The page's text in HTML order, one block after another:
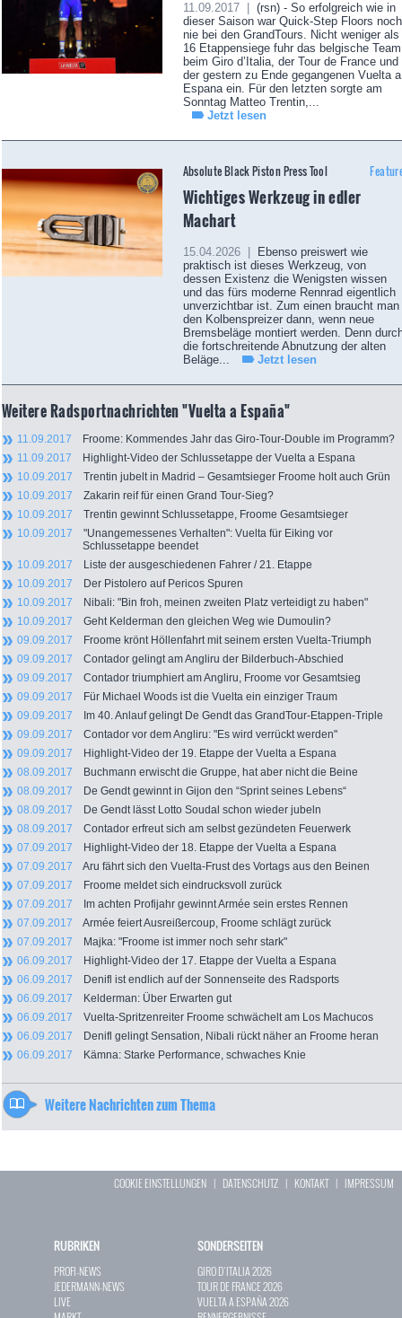
11.09.2017 |
(rsn) - So erfolgreich wie in
dieser Saison war Quick-Step Floors noch
nie bei den GrandTours. Nicht weniger als
16 Etappensiege fuhr das belgische Team
beim Giro d’Italia, der Tour de France und
der gestern zu Ende gegangenen Vuelta a
Espana ein. Für den letzten sorgte am
Sonntag Matteo Trentin,...
Jetzt lesen
Absolute Black Piston Press Tool
Wichtiges Werkzeug in edler
Machart
15.04.2026 |
Ebenso preiswert wie
praktisch ist dieses Werkzeug, von
dessen Existenz die Wenigsten wissen
und das fürs moderne Rennrad eigentlich
unverzichtbar ist. Zum einen braucht man
den Kolbenspreizer dann, wenn neue
Bremsbeläge montiert werden. Denn
die fortschreitende Abnutzung der alten
Beläge...
Jetzt lesen
Weitere Radsportnachrichten "Vuelta a España"
11.09.2017 Froome: Kommendes Jahr das Giro-Tour-Double im Programm?
11.09.2017 Highlight-Video der Schlussetappe der Vuelta a Espana
10.09.2017 Trentin jubelt in Madrid – Gesamtsieger Froome holt auch Grün
10.09.2017 Zakarin reif für einen Grand Tour-Sieg?
10.09.2017 Trentin gewinnt Schlussetappe, Froome Gesamtsieger
10.09.2017 "Unangemessenes Verhalten": Vuelta für Eiking vor
Schlussetappe beendet
10.09.2017 Liste der ausgeschiedenen Fahrer / 21. Etappe
10.09.2017 Der Pistolero auf Pericos Spuren
10.09.2017 Nibali: "Bin froh, meinen zweiten Platz verteidigt zu haben"
10.09.2017 Geht Kelderman den gleichen Weg wie Dumoulin?
09.09.2017 Froome krönt Höllenfahrt mit seinem ersten Vuelta-Triumph
09.09.2017 Contador gelingt am Angliru der Bilderbuch-Abschied
09.09.2017 Contador triumphiert am Angliru, Froome vor Gesamtsieg
09.09.2017 Für Michael Woods ist die Vuelta ein einziger Traum
09.09.2017 Im 40. Anlauf gelingt De Gendt das GrandTour-Etappen-Triple
09.09.2017 Contador vor dem Angliru: "Es wird verrückt werden"
09.09.2017 Highlight-Video der 19. Etappe der Vuelta a Espana
08.09.2017 Buchmann erwischt die Gruppe, hat aber nicht die Beine
08.09.2017 De Gendt gewinnt in Gijon den “Sprint seines Lebens“
08.09.2017 De Gendt lässt Lotto Soudal schon wieder jubeln
08.09.2017 Contador erfreut sich am selbst gezündeten Feuerwerk
07.09.2017 Highlight-Video der 18. Etappe der Vuelta a Espana
07.09.2017 Aru fährt sich den Vuelta-Frust des Vortags aus den Beinen
07.09.2017 Froome meldet sich eindrucksvoll zurück
07.09.2017 Im achten Profijahr gewinnt Armée sein erstes Rennen
07.09.2017 Armée feiert Ausreißercoup, Froome schlägt zurück
07.09.2017 Majka: "Froome ist immer noch sehr stark"
06.09.2017 Highlight-Video der 17. Etappe der Vuelta a Espana
06.09.2017 Denifl ist endlich auf der Sonnenseite des Radsports
06.09.2017 Kelderman: Über Erwarten gut
06.09.2017 Vuelta-Spritzenreiter Froome schwächelt am Los Machucos
06.09.2017 Denifl gelingt Sensation, Nibali rückt näher an Froome heran
06.09.2017 Kämna: Starke Performance, schwaches Knie
Weitere Nachrichten zum Thema
COOKIE EINSTELLUNGEN | DATENSCHUTZ | KONTAKT| IMPRESSUM
RUBRIKEN
PROFI-NEWS
JEDERMANN-NEWS
LIVE
SONDERSEITEN
GIRO D`ITALIA 2026
TOUR DE FRANCE 2026
VUELTA A ESPAÑA 2026